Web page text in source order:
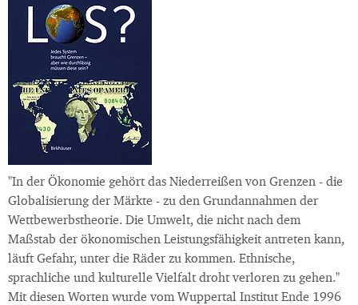
"In der Ökonomie gehört das Niederreißen von Grenzen - die
Globalisierung der Märkte - zu den Grundannahmen der
Wettbewerbstheorie. Die Umwelt, die nicht nach dem
Maßstab der ökonomischen Leistungsfähigkeit antreten kann,
läuft Gefahr, unter die Räder zu kommen. Ethnische,
sprachliche und kulturelle Vielfalt droht verloren zu gehen."
Mit diesen Worten wurde vom Wuppertal Institut Ende 1996